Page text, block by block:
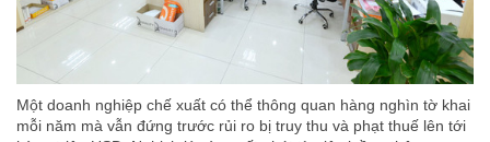
Một doanh nghiệp chế xuất có thể thông quan hàng nghìn tờ khai
mỗi năm mà vẫn đứng trước rủi ro bị truy thu và phạt thuế lên tới